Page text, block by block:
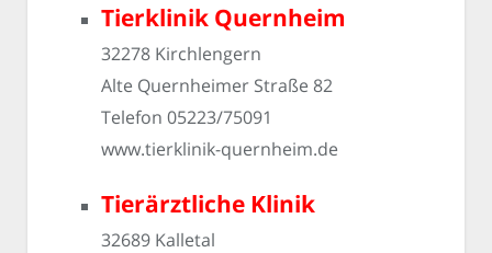
Tierklinik Quernheim
32278 Kirchlengern
Alte Quernheimer Straße 82
Telefon 05223/75091
www.tierklinik-quernheim.de
Tierärztliche Klinik
32689 Kalletal